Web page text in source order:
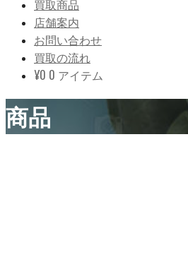
買取商品
店舗案内
お問い合わせ
買取の流れ
¥0 0 アイテム
商品